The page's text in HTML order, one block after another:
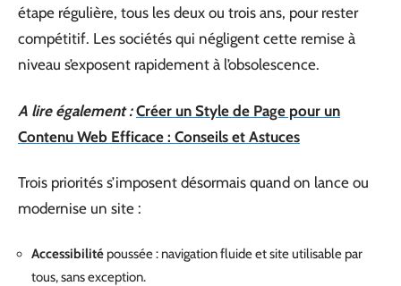
étape régulière, tous les deux ou trois ans, pour rester
compétitif. Les sociétés qui négligent cette remise à
niveau s’exposent rapidement à l’obsolescence.
A lire également : Créer un Style de Page pour un
Contenu Web Efficace : Conseils et Astuces
Trois priorités s’imposent désormais quand on lance ou
modernise un site :
Accessibilité poussée : navigation fluide et site utilisable par
tous, sans exception.